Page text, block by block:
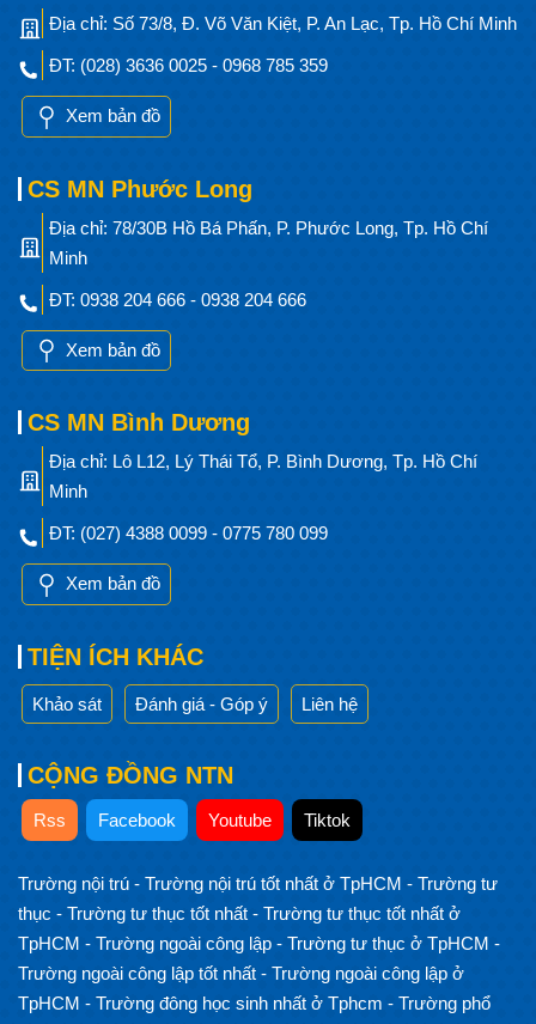
Địa chỉ: Số 73/8, Đ. Võ Văn Kiệt, P. An Lạc, Tp. Hồ Chí Minh
ĐT: (028) 3636 0025 - 0968 785 359
Xem bản đồ
CS MN Phước Long
Địa chỉ: 78/30B Hồ Bá Phấn, P. Phước Long, Tp. Hồ Chí
Minh
ĐT: 0938 204 666 - 0938 204 666
Xem bản đồ
CS MN Bình Dương
Địa chỉ: Lô L12, Lý Thái Tổ, P. Bình Dương, Tp. Hồ Chí
Minh
ĐT: (027) 4388 0099 - 0775 780 099
Xem bản đồ
TIỆN ÍCH KHÁC
Khảo sát Đánh giá - Góp ý Liên hệ
CỘNG ĐỒNG NTN
Rss Facebook Youtube Tiktok
Trường nội trú - Trường nội trú tốt nhất ở TpHCM - Trường tư
thục - Trường tư thục tốt nhất - Trường tư thục tốt nhất ở
TpHCM - Trường ngoài công lập - Trường tư thục ở TpHCM -
Trường ngoài công lập tốt nhất - Trường ngoài công lập ở
TpHCM - Trường đông học sinh nhất ở Tphcm - Trường phổ